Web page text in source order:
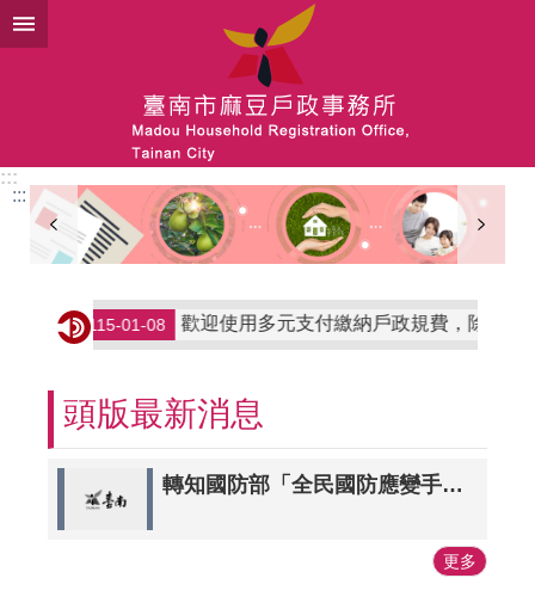
跳到主要內容區塊
:::
:::
115-01-08 歡迎使用多元支付繳納戶政規費，除現金支
頭版最新消息
轉知國防部「全民國防應變手冊」業經該部全民防衛動員署於112年6月13日公布。
更多